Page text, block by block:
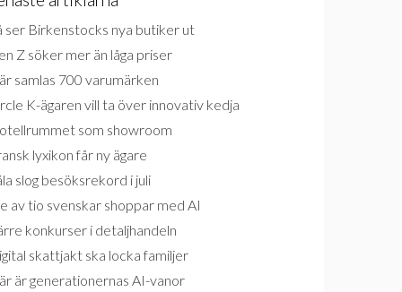
ser Birkenstocks nya butiker ut
Z söker mer än låga priser
samlas 700 varumärken
K-ägaren vill ta över innovativ kedja
som showroom
lyxikon får ny ägare
slog besöksrekord i juli
av tio svenskar shoppar med AI
konkurser i detaljhandeln
skattjakt ska locka familjer
är generationernas AI-vanor